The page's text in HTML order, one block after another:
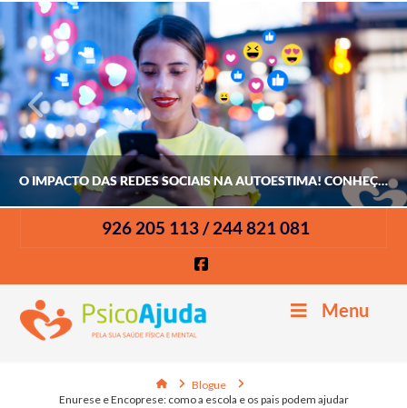
O IMPACTO DAS REDES SOCIAIS NA AUTOESTIMA! CONHEÇA OS RISCOS
TIAGO MARQUES
PSICOLOGIA ADULTOS
926 205 113 / 244 821 081
Menu
HomeBlogue
Enurese e Encoprese: como a escola e os pais podem ajudar